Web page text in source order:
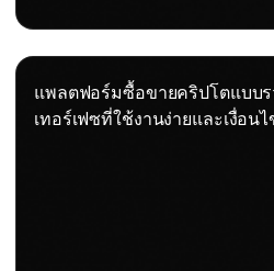
แพลตฟอร์มซื้อขายคริปโตแบบ
เทอร์เฟซที่ใช้งานง่ายและเงื่อน